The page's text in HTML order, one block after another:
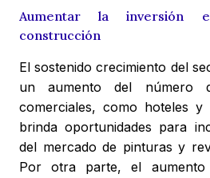
Aumentar la inversión
construcción
El sostenido crecimiento del
un aumento del número
comerciales, como hoteles
brinda oportunidades para
del mercado de pinturas y
Por otra parte, el